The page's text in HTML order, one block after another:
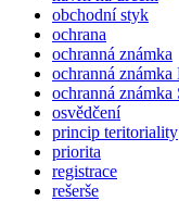
obchodní styk
ochrana
ochranná známka
ochranná známka
ochranná známka
osvědčení
princip teritoriality
priorita
registrace
rešerše